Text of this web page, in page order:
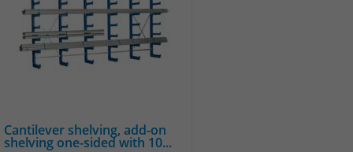
Cantilever shelving, add-on
shelving one-sided with 10...